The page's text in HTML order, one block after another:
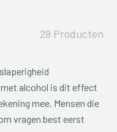
28 Producten
alcohol is dit effect
mee. Mensen die
vragen best eerst